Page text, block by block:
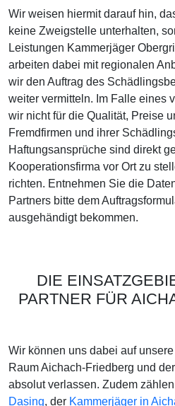
Wir weisen hiermit darauf hin,
keine Zweigstelle unterhalten,
Leistungen Kammerjäger
arbeiten dabei mit regionalen
wir den Auftrag des
weiter vermitteln. Im Falle eines
wir nicht für die Qualität, Preise
Fremdfirmen und ihrer
Haftungsansprüche sind direkt
Kooperationsfirma vor Ort zu
richten. Entnehmen Sie die
Partners bitte dem
ausgehändigt bekommen.
DIE
PARTNER FÜR
Wir können uns dabei auf
Raum Aichach-Friedberg und
absolut verlassen. Zudem
Dasing, der Kammerjäger in